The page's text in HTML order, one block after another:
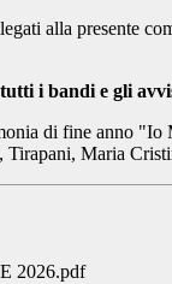
alla presente
i bandi e gli
di fine anno
Maria
2026.pdf